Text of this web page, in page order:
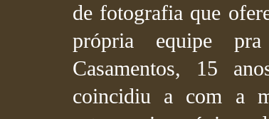
de fotografia que
própria equipe
Casamentos, 15
coincidiu a com a